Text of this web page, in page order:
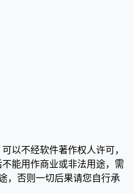
以不经软件著作权人许可，
能用作商业或非法用途，需
，否则一切后果请您自行承